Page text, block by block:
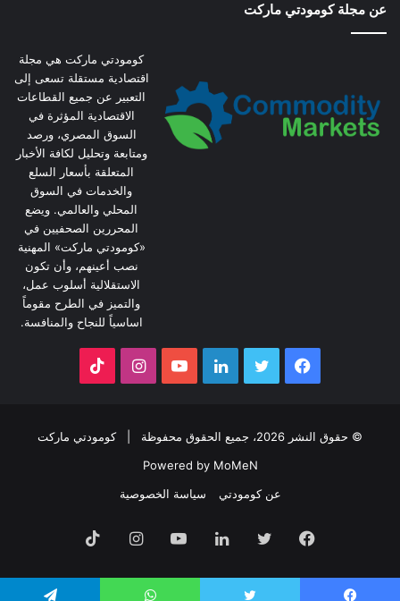
عن مجلة كومودتي ماركت
كومودتي ماركت هي مجلة
اقتصادية مستقلة تسعى إلى
التعبير عن جميع القطاعات
الاقتصادية المؤثرة في
السوق المصري، ورصد
ومتابعة وتحليل لكافة الأخبار
المتعلقة بأسعار السلع
والخدمات في السوق
المحلي والعالمي. ويضع
المحررين الصحفيين في
«كومودتي ماركت» المهنية
نصب أعينهم، وأن تكون
الاستقلالية أسلوب عمل،
والتميز في الطرح مقوماً
اساسياً للنجاح والمنافسة.
فيسبوك تويتر لينكدإنيوتيوبانستقرام
© حقوق النشر 2026، جميع الحقوق محفوظة |
كومودتي ماركت
Powered by MoMeN
عن كومودتي
سياسة الخصوصية
فيسبوك تويتر لينكدإنيوتيوبانستقرام